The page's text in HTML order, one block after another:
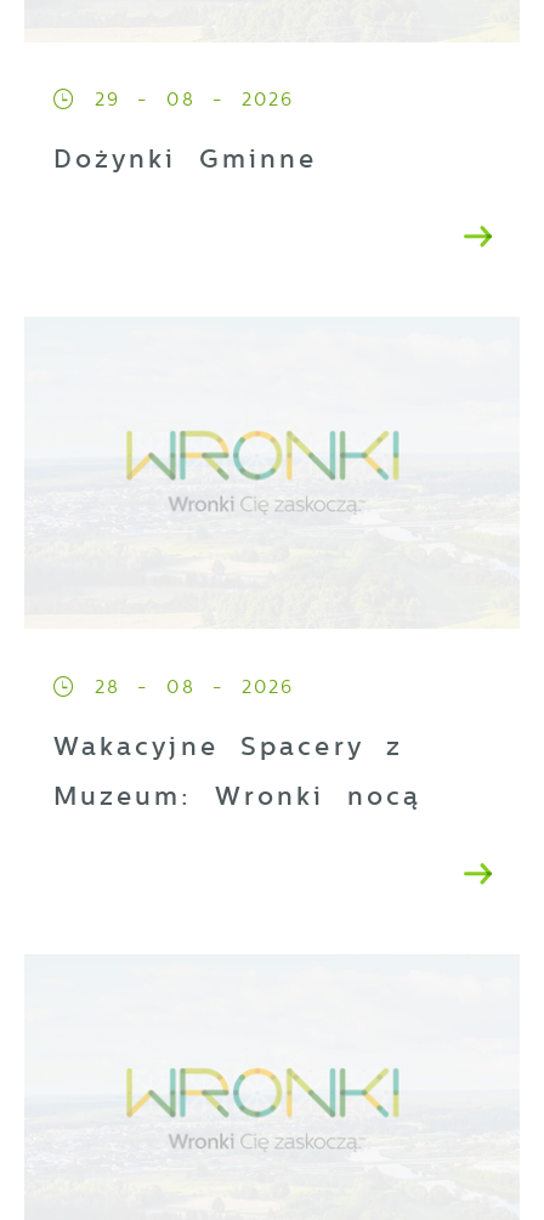
29 - 08 - 2026
Dożynki Gminne
28 - 08 - 2026
Wakacyjne Spacery z
Muzeum: Wronki nocą